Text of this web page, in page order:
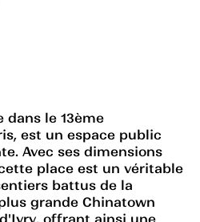
dans le 13ème
est un espace public
Avec ses dimensions
place est un véritable
battus de la
grande Chinatown
offrant ainsi une